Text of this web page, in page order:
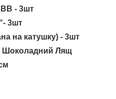
- 3шт
3шт
на катушку) - 3шт
Шоколадний Лящ